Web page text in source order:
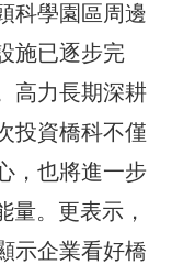
科學園區周邊
施已逐步完
高力長期深耕
投資橋科不僅
，也將進一步
量。更表示，
示企業看好橋